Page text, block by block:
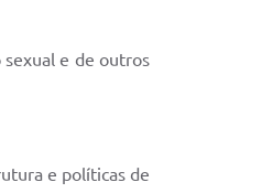
sexual e de outros
e políticas de